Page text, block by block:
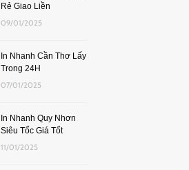
Rẻ Giao Liền
09/01/2025
In Nhanh Cần Thơ Lấy
Trong 24H
07/01/2025
In Nhanh Quy Nhơn
Siêu Tốc Giá Tốt
11/01/2025